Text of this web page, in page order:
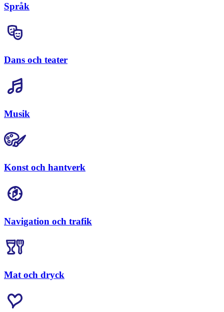
Språk
Dans och teater
Musik
Konst och hantverk
Navigation och trafik
Mat och dryck